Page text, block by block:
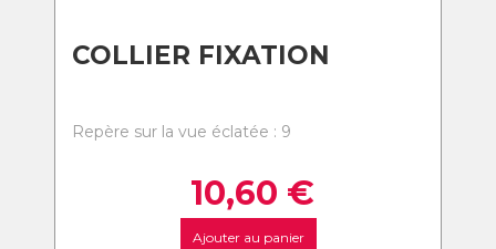
COLLIER FIXATION
Repère sur la vue éclatée : 9
10,60 €
Ajouter au panier